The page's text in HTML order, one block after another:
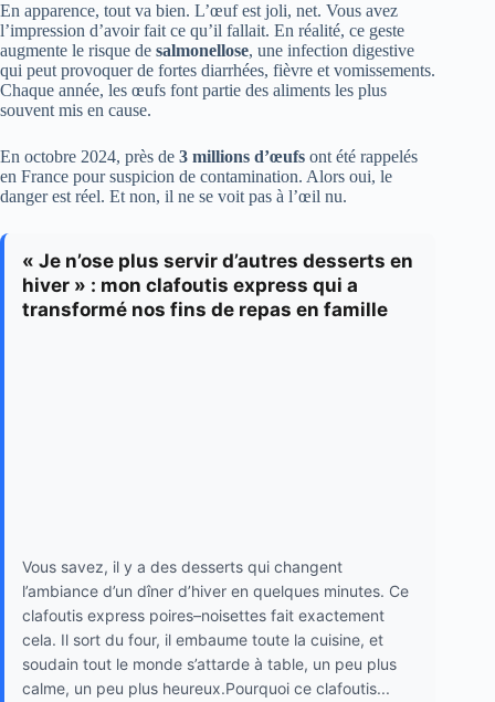
En apparence, tout va bien. L’œuf est joli, net. Vous avez
l’impression d’avoir fait ce qu’il fallait. En réalité, ce geste
augmente le risque de salmonellose, une infection digestive
qui peut provoquer de fortes diarrhées, fièvre et vomissements.
Chaque année, les œufs font partie des aliments les plus
souvent mis en cause.
En octobre 2024, près de 3 millions d’œufs ont été rappelés
en France pour suspicion de contamination. Alors oui, le
danger est réel. Et non, il ne se voit pas à l’œil nu.
« Je n’ose plus servir d’autres desserts en
hiver » : mon clafoutis express qui a
transformé nos fins de repas en famille
Vous savez, il y a des desserts qui changent
l’ambiance d’un dîner d’hiver en quelques minutes. Ce
clafoutis express poires–noisettes fait exactement
cela. Il sort du four, il embaume toute la cuisine, et
soudain tout le monde s’attarde à table, un peu plus
calme, un peu plus heureux.Pourquoi ce clafoutis...